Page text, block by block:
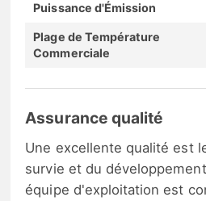
Puissance d'Émission
Plage de Température
Commerciale
Assurance qualité
Une excellente qualité est
survie et du
équipe d'exploitation est